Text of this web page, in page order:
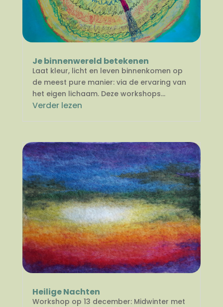
Je binnenwereld betekenen
Laat kleur, licht en leven binnenkomen op
de meest pure manier: via de ervaring van
het eigen lichaam. Deze workshops...
Verder lezen
Heilige Nachten
Workshop op 13 december: Midwinter met